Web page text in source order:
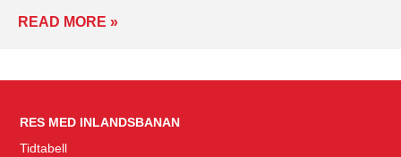
READ MORE »
RES MED INLANDSBANAN
Tidtabell